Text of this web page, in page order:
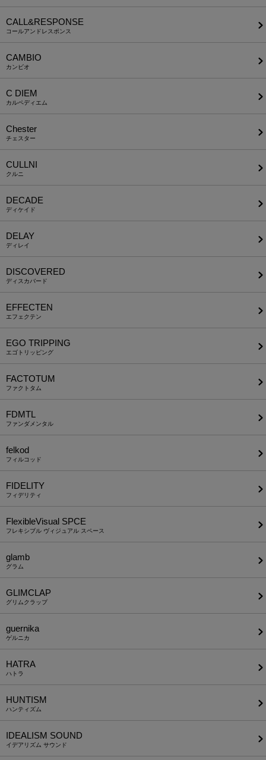
CALL&RESPONSE
コールアンドレスポンス
CAMBIO
カンビオ
C DIEM
カルペディエム
Chester
チェスター
CULLNI
クルニ
DECADE
ディケイド
DELAY
ディレイ
DISCOVERED
ディスカバード
EFFECTEN
エフェクテン
EGO TRIPPING
エゴトリッピング
FACTOTUM
ファクトタム
FDMTL
ファンダメンタル
felkod
フィルコッド
FIDELITY
フィデリティ
FlexibleVisual SPCE
フレキシブル ヴィジュアル スペース
glamb
グラム
GLIMCLAP
グリムクラップ
guernika
ゲルニカ
HATRA
ハトラ
HUNTISM
ハンティズム
IDEALISM SOUND
イデアリズム サウンド